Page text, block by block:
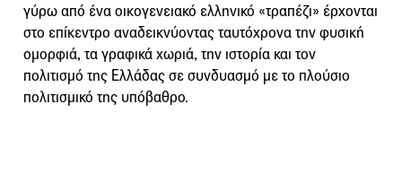
γύρω από ένα οικογενειακό ελληνικό «τραπέζι» έρχονται
στο επίκεντρο αναδεικνύοντας ταυτόχρονα την φυσική
ομορφιά, τα γραφικά χωριά, την ιστορία και τον
πολιτισμό της Ελλάδας σε συνδυασμό με το πλούσιο
πολιτισμικό της υπόβαθρο.